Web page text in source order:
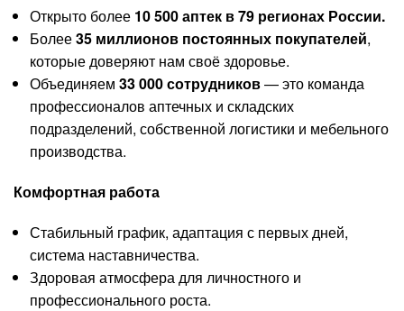
Открыто более 10 500 аптек в 79 регионах России.
Более35 миллионов постоянных покупателей,
которые доверяют нам своё здоровье.
Объединяем 33 000 сотрудников— это команда
профессионалов аптечных и складских
подразделений, собственной логистики и мебельного
производства.
Комфортная работа
Стабильный график, адаптация с первых дней,
система наставничества.
Здоровая атмосфера для личностного и
профессионального роста.